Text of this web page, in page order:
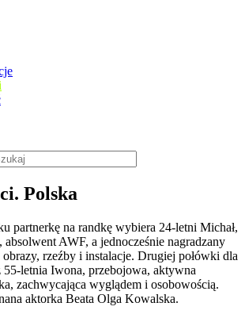
Polska
partnerkę na randkę wybiera 24-letni Michał,
AWF, a jednocześnie nagradzany
rzeźby i instalacje. Drugiej połówki dla
55-letnia Iwona, przebojowa, aktywna
zachwycająca wyglądem i osobowością.
aktorka Beata Olga Kowalska.